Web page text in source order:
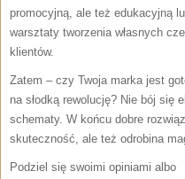
promocyjną, ale też edukacyjną
warsztaty tworzenia własnych
klientów.
Zatem – czy Twoja marka jest
na słodką rewolucję? Nie bój się
schematy. W końcu dobre
skuteczność, ale też odrobina
Podziel się swoimi opiniami albo